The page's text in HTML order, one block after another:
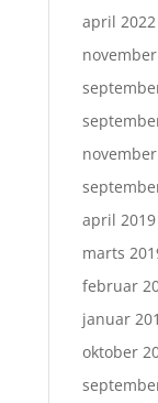
april 2022
november
april 2019
marts
februar
januar
oktober